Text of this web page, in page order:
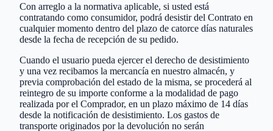
Con arreglo a la normativa aplicable, si usted está
contratando como consumidor, podrá desistir del Contrato en
cualquier momento dentro del plazo de catorce días naturales
desde la fecha de recepción de su pedido.
Cuando el usuario pueda ejercer el derecho de desistimiento
y una vez recibamos la mercancía en nuestro almacén, y
previa comprobación del estado de la misma, se procederá al
reintegro de su importe conforme a la modalidad de pago
realizada por el Comprador, en un plazo máximo de 14 días
desde la notificación de desistimiento. Los gastos de
transporte originados por la devolución no serán